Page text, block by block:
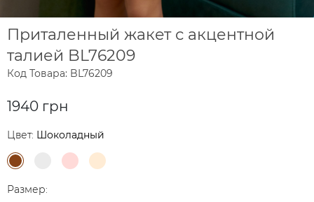
Приталенный жакет с акцентной
талией BL76209
Код Товара: BL76209
1940 грн
Цвет: Шоколадный
Размер: